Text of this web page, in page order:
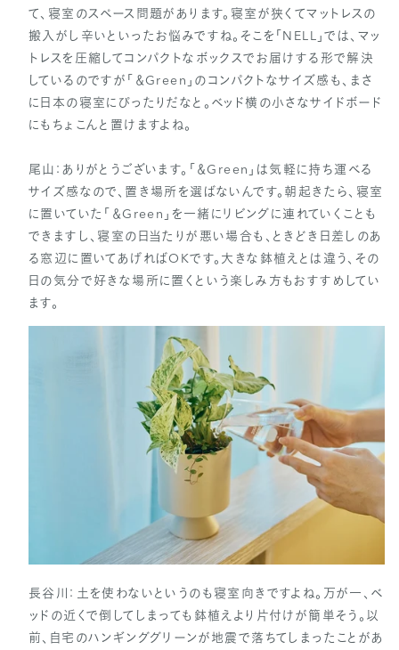
て、寝室のスペース問題があります。寝室が狭くてマットレスの
搬入がし辛いといったお悩みですね。そこを「NELL」では、マッ
トレスを圧縮してコンパクトなボックスでお届けする形で解決
しているのですが「＆Green」のコンパクトなサイズ感も、まさ
に日本の寝室にぴったりだなと。ベッド横の小さなサイドボード
にもちょこんと置けますよね。
尾山：ありがとうございます。「＆Green」は気軽に持ち運べる
サイズ感なので、置き場所を選ばないんです。朝起きたら、寝室
に置いていた「＆Green」を一緒にリビングに連れていくことも
できますし、寝室の日当たりが悪い場合も、ときどき日差しのあ
る窓辺に置いてあげればOKです。大きな鉢植えとは違う、その
日の気分で好きな場所に置くという楽しみ方もおすすめしてい
ます。
長谷川：土を使わないというのも寝室向きですよね。万が一、ベ
ッドの近くで倒してしまっても鉢植えより片付けが簡単そう。以
前、自宅のハンギンググリーンが地震で落ちてしまったことがあ